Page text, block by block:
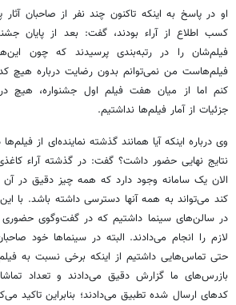
او در پاسخ به اینکه تاکنون چند نفر از صاحبان
کسب اطلاع از آراء بودند، گفت: بعد از پایان
فیلم‌شان را در رتبه‌بندی پرسیدند که چون
فیلم‌هاست من نمی‌توانم بدون رضایت‌ درباره هیچ
کنم اما از میان هفت فیلم اول جشنواره، هیچ
جزئیات از آمار فیلم‌ها نداشتیم.
وی درباره اینکه آیا همانند گذشته نماینده‌ای از
نتایج نهایی حضور داشت؟ گفت: در گذشته آراء
الان یک سامانه وجود دارد که همه چیز دقیق در
کند می‌تواند به همه آنها دسترسی داشته باشد. با
در سالن‌های سینما داشتیم که در گفت‌وگوی
لازم را انجام می‌دادند. البته در سینماها خود
حتی تماس‌هایی داشتیم از اینکه برخی نسبت به
بازرس‌های ما گزارش دقیق می‌دادند و تعداد
کدهای ارسال شده تطبیق می‌دادند؛ بنابراین تاکید